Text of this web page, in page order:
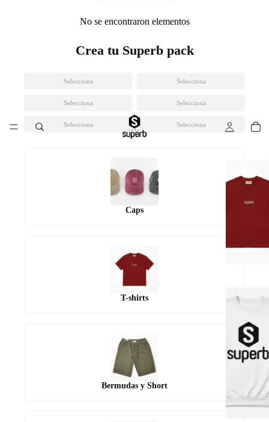
No se encontraron elementos
Crea tu Superb pack
Selecciona Selecciona
Selecciona Selecciona
Selecciona Selecciona
Caps
T-shirts
Bermudas y Short